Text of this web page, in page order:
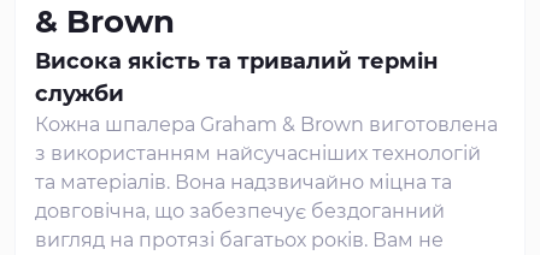
& Brown
Висока якість та тривалий термін
служби
Кожна шпалера Graham & Brown виготовлена
з використанням найсучасніших технологій
та матеріалів. Вона надзвичайно міцна та
довговічна, що забезпечує бездоганний
вигляд на протязі багатьох років. Вам не